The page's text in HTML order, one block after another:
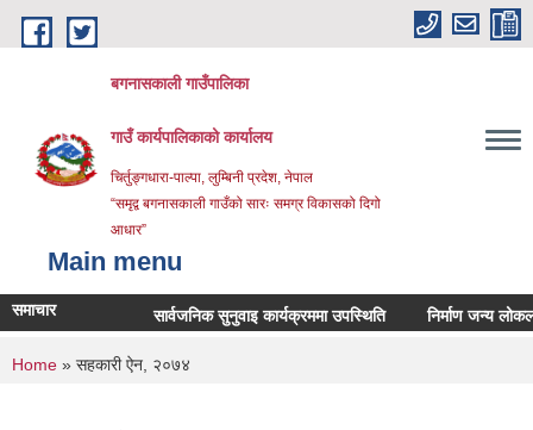
Skip to main content
बगनासकाली गाउँपालिका
गाउँ कार्यपालिकाको कार्यालय
चिर्तुङ्गधारा-पाल्पा, लुम्बिनी प्रदेश, नेपाल
“समृद्व बगनासकाली गाउँको सारः समग्र विकासको दिगो
आधार”
Main menu
समाचार सार्वजनिक सुनुवाइ कार्यक्रममा उपस्थिति निर्माण जन्य लोकल
You are here
Home » सहकारी ऐन, २०७४